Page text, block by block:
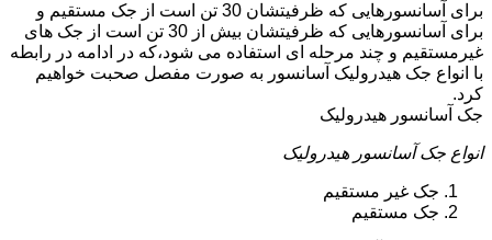
برای آسانسورهایی که ظرفیتشان 30 تن است از جک مستقیم و
برای آسانسورهایی که ظرفیتشان بیش از 30 تن است از جک های
غیرمستقیم و چند مرحله ای استفاده می شود،که در ادامه در رابطه
با انواع جک هیدرولیک آسانسور به صورت مفصل صحبت خواهیم
کرد.
جک آسانسور هیدرولیک
انواع جک آسانسور هیدرولیک
جک غیر مستقیم
جک مستقیم